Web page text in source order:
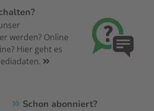
werden? Online
Hier geht es
Schon abonniert?